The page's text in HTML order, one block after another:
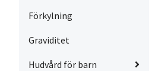
Förkylning
Graviditet
Hudvård för barn